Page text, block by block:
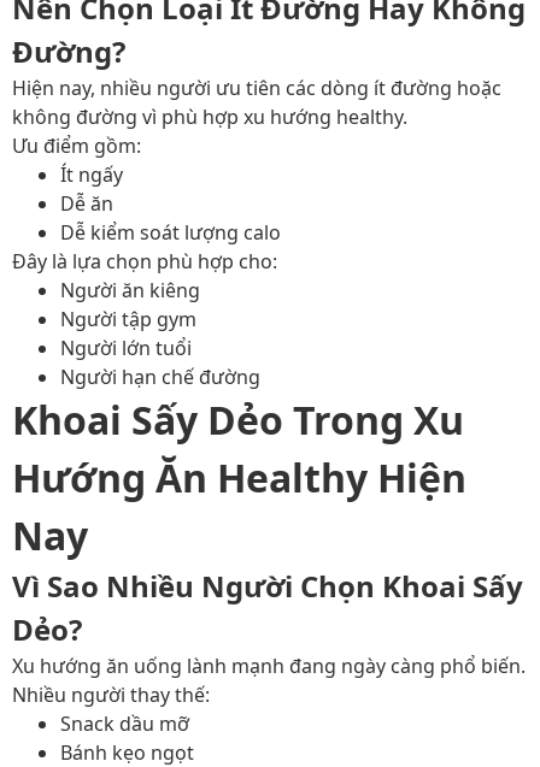
Đường?
Hiện nay, nhiều người ưu tiên các dòng ít đường hoặc
không đường vì phù hợp xu hướng healthy.
Ưu điểm gồm:
Ít ngấy
Dễ ăn
Dễ kiểm soát lượng calo
Đây là lựa chọn phù hợp cho:
Người ăn kiêng
Người tập gym
Người lớn tuổi
Người hạn chế đường
Khoai Sấy Dẻo Trong Xu
Hướng Ăn Healthy Hiện
Nay
Vì Sao Nhiều Người Chọn Khoai Sấy
Dẻo?
Xu hướng ăn uống lành mạnh đang ngày càng phổ biến.
Nhiều người thay thế:
Snack dầu mỡ
Bánh kẹo ngọt